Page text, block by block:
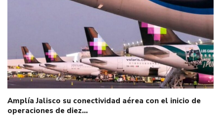
Amplía Jalisco su conectividad aérea con el inicio de
operaciones de diez…